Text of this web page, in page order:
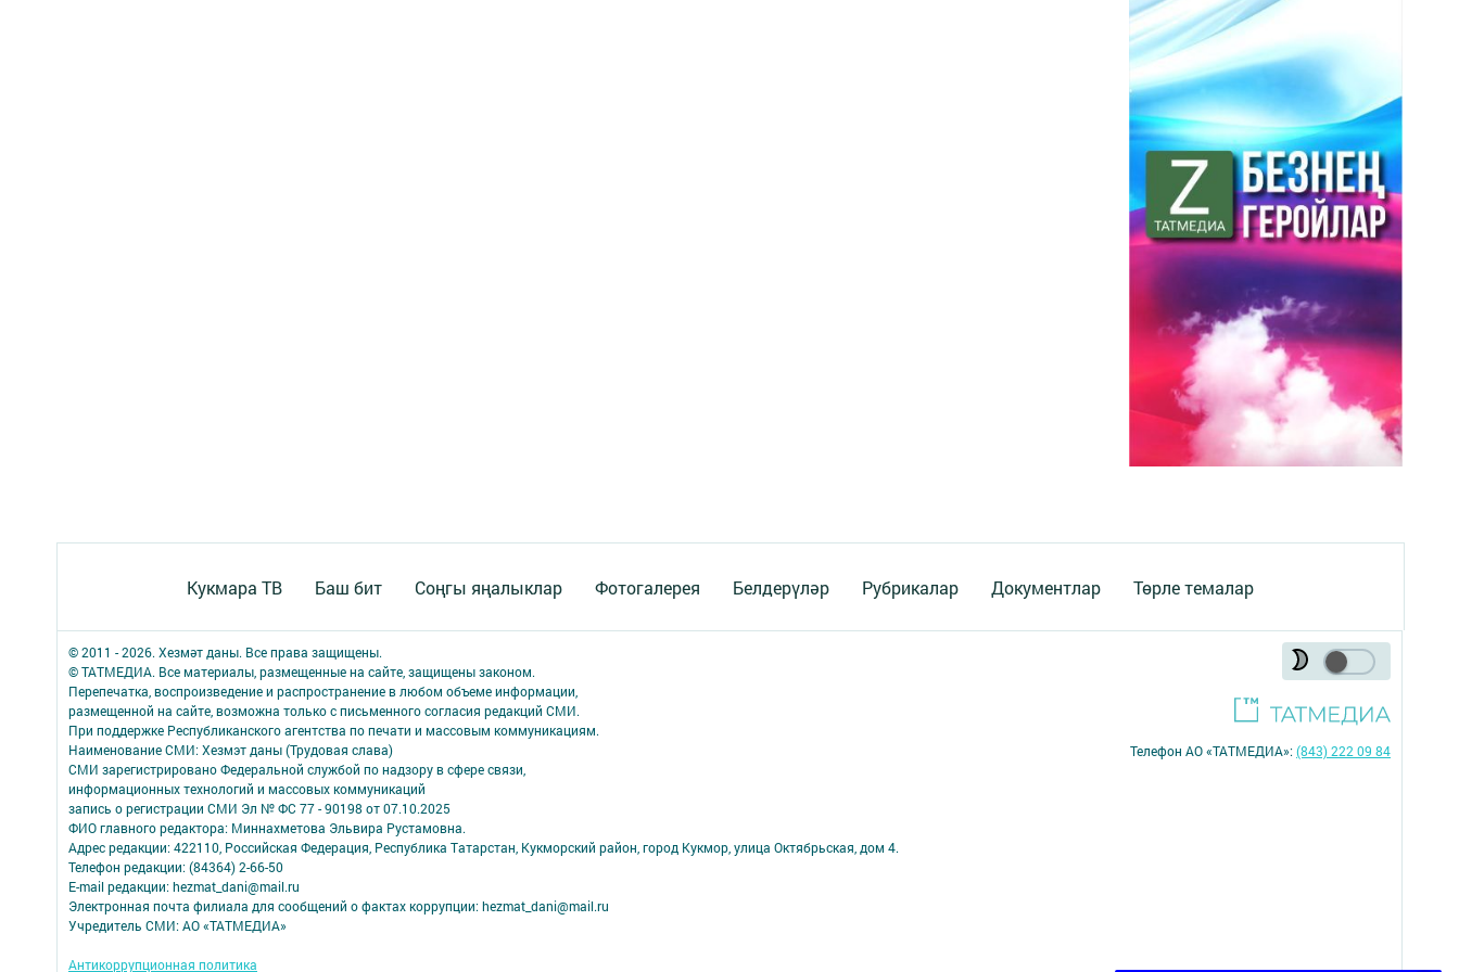
Кукмара ТВ Баш бит Соңгы яңалыклар Фотогалерея Белдерүләр Рубрикалар Документлар Төрле темалар
© 2011 - 2026. Хезмәт даны. Все права защищены.
© ТАТМЕДИА. Все материалы, размещенные на сайте, защищены законом.
Перепечатка, воспроизведение и распространение в любом объеме информации,
размещенной на сайте, возможна только с письменного согласия редакций СМИ.
При поддержке Республиканского агентства по печати и массовым коммуникациям.
Наименование СМИ: Хезмэт даны (Трудовая слава)
СМИ зарегистрировано Федеральной службой по надзору в сфере связи,
информационных технологий и массовых коммуникаций
запись о регистрации СМИ Эл № ФС 77 - 90198 от 07.10.2025
ФИО главного редактора: Миннахметова Эльвира Рустамовна.
Адрес редакции: 422110, Российская Федерация, Республика Татарстан, Кукморский район, город Кукмор, улица Октябрьская, дом 4.
Телефон редакции: (84364) 2-66-50
E-mail редакции: hezmat_dani@mail.ru
Электронная почта филиала для сообщений о фактах коррупции: hezmat_dani@mail.ru
Учредитель СМИ: АО «ТАТМЕДИА»
Антикоррупционная политика
Телефон АО «ТАТМЕДИА»:(843) 222 09 84